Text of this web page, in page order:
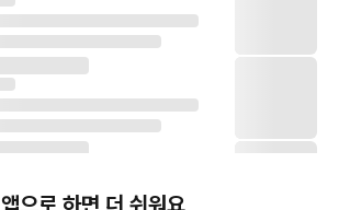
앱으로 하면 더 쉬워요